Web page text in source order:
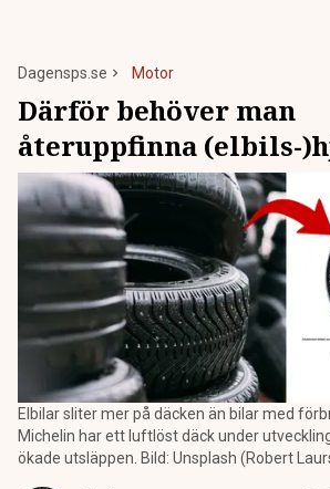
Dagensps.se Motor
Därför behöver man
återuppfinna (elbils-
Elbilar sliter mer på däcken än bilar med
Michelin har ett luftlöst däck under
ökade utsläppen. Bild: Unsplash (Robert